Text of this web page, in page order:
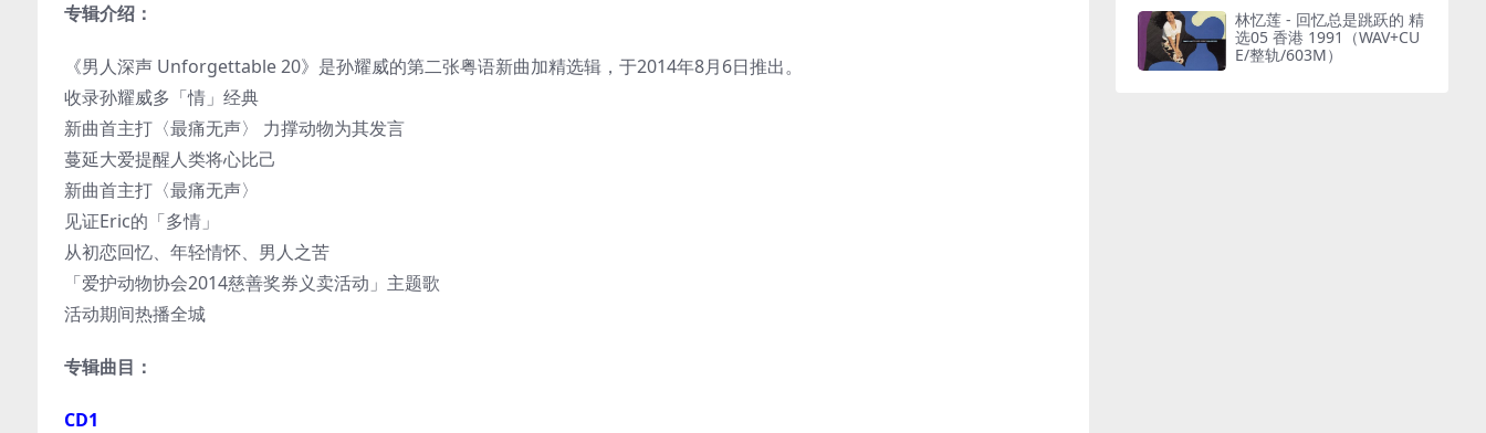
专辑介绍：
《男人深声 Unforgettable 20》是孙耀威的第二张粤语新曲加精选辑，于2014年8月6日推出。
收录孙耀威多「情」经典
新曲首主打〈最痛无声〉 力撑动物为其发言
蔓延大爱提醒人类将心比己
新曲首主打〈最痛无声〉
见证Eric的「多情」
从初恋回忆、年轻情怀、男人之苦
「爱护动物协会2014慈善奖券义卖活动」主题歌
活动期间热播全城
专辑曲目：
CD1
林忆莲 - 回忆总是跳跃的 精
选05 香港 1991（WAV+CU
E/整轨/603M）